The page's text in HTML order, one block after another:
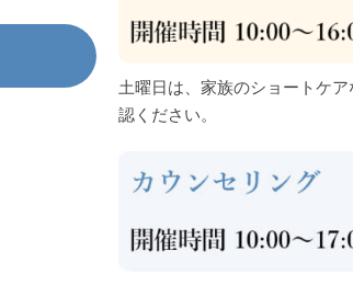
土曜日は、家族のショートケ
認ください。